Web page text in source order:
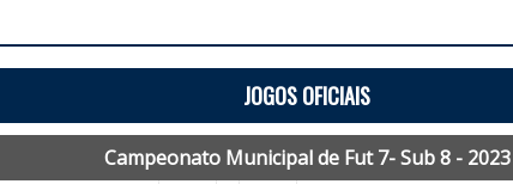
JOGOS OFICIAIS
Campeonato Municipal de Fut 7- Sub 8 - 2023